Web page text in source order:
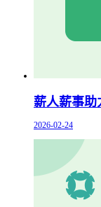
薪人薪事助
2026-02-24